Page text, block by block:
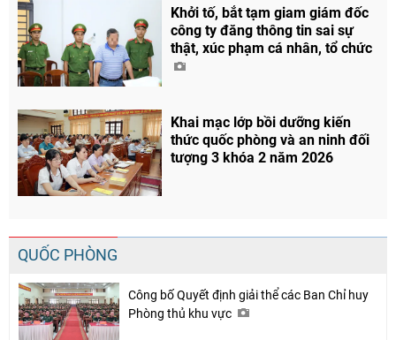
Khởi tố, bắt tạm giam giám đốc
công ty đăng thông tin sai sự
thật, xúc phạm cá nhân, tổ chức
Khai mạc lớp bồi dưỡng kiến
thức quốc phòng và an ninh đối
tượng 3 khóa 2 năm 2026
QUỐC PHÒNG
Công bố Quyết định giải thể các Ban Chỉ huy
Phòng thủ khu vực